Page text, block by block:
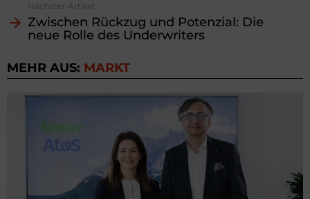
Nächster Artikel
Zwischen Rückzug und Potenzial: Die
neue Rolle des Underwriters
MEHR AUS: MARKT